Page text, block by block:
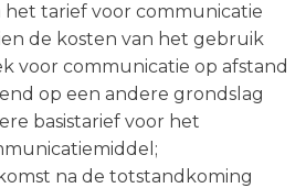
tarief voor communicatie
de kosten van het gebruik
voor communicatie op afstand
op een andere grondslag
basistarief voor het
na de totstandkoming